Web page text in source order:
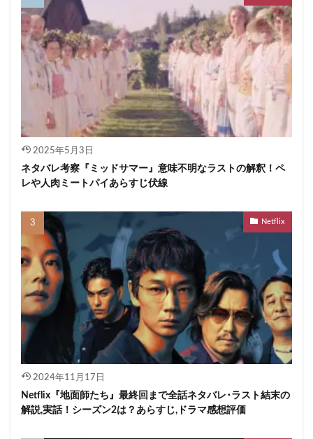
2025年5月3日
ネタバレ考察『ミッドサマー』意味不明なラストの解釈！ペ
レや人肉ミートパイあらすじ伏線
Netflix
2024年11月17日
Netflix『地面師たち』最終回まで全話ネタバレ･ラスト結末の
解説,実話！シーズン2は？あらすじ,ドラマ感想評価